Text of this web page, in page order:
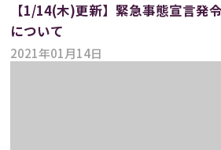
【1/14(木)更新】緊急事態宣言発
について
2021年01月14日